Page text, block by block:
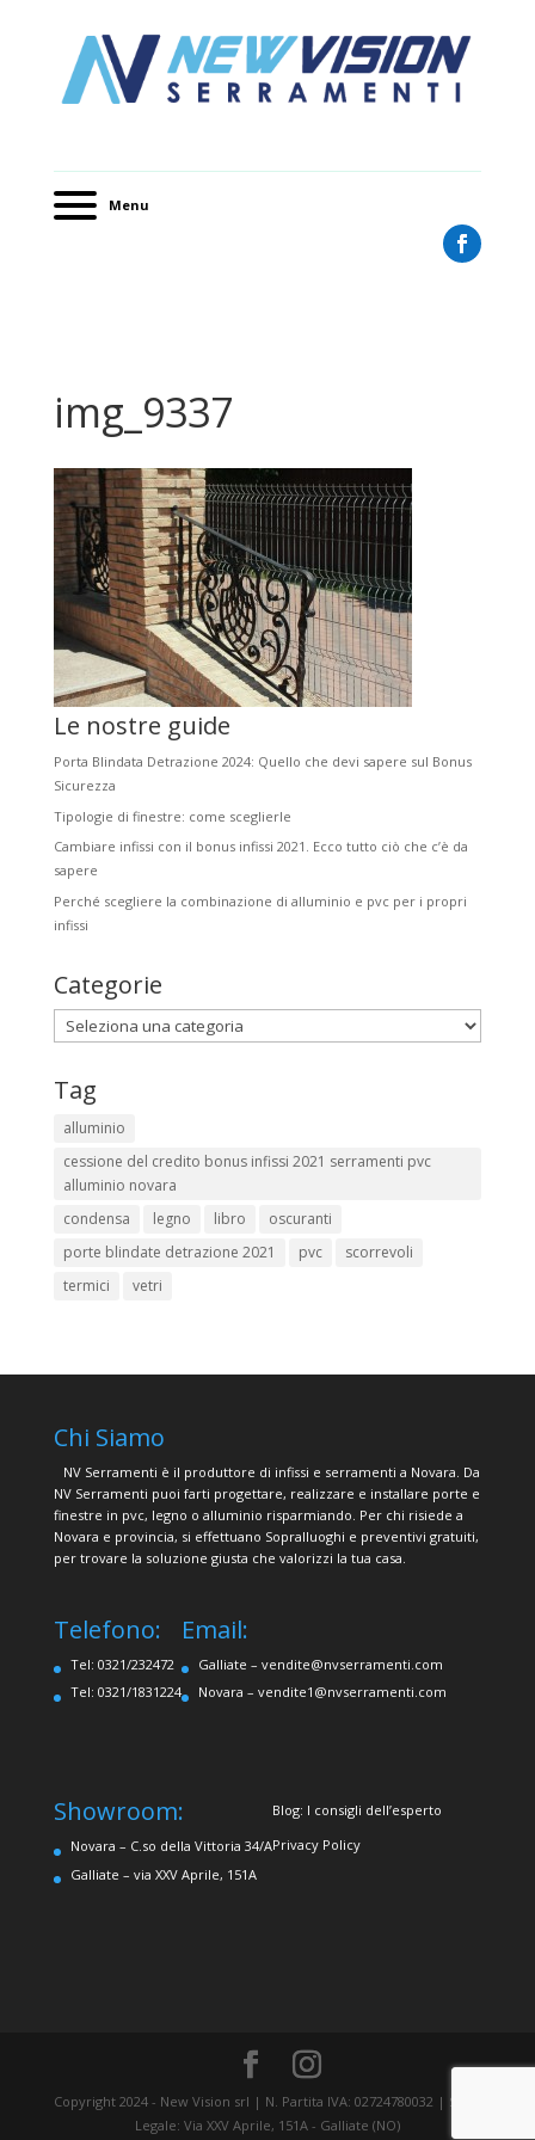
Menu
img_9337
Le nostre guide
Porta Blindata Detrazione 2024: Quello che devi sapere sul Bonus
Sicurezza
Tipologie di finestre: come sceglierle
Cambiare infissi con il bonus infissi 2021. Ecco tutto ciò che c’è da
sapere
Perché scegliere la combinazione di alluminio e pvc per i propri
infissi
Categorie
Categorie
Tag
alluminio
cessione del credito bonus infissi 2021 serramenti pvc
alluminio novara
condensa
legno libro
oscuranti
porte blindate detrazione 2021
pvc
scorrevoli
termici
vetri
Chi Siamo
NV Serramenti è il produttore di infissi e serramenti a Novara. Da
NV Serramenti puoi farti progettare, realizzare e installare porte e
finestre in pvc, legno o alluminio risparmiando. Per chi risiede a
Novara e provincia, si effettuano Sopralluoghi e preventivi gratuiti,
per trovare la soluzione giusta che valorizzi la tua casa.
Telefono:
Tel: 0321/232472
Tel: 0321/1831224
Email:
Galliate – vendite@nvserramenti.com
Novara – vendite1@nvserramenti.com
Showroom:
Novara – C.so della Vittoria 34/A
Galliate – via XXV Aprile, 151A
Blog: I consigli dell’esperto
Privacy Policy
Copyright 2024 - New Vision srl | N. Partita IVA: 02724780032 | Sede
Legale: Via XXV Aprile, 151A - Galliate (NO)